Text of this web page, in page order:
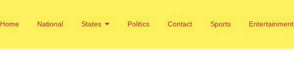
Home National States Politics Contact Sports Entertainment